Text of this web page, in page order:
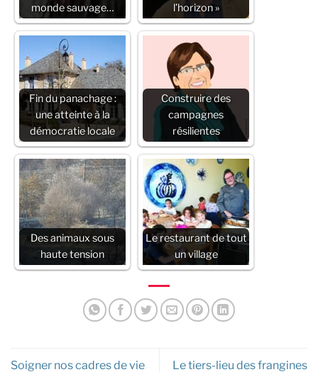
monde sauvage…
l’horizon »
Fin du panachage :
une atteinte à la
démocratie locale
Construire des
campagnes
résilientes
Des animaux sous
haute tension
Le restaurant de tout
un village
Soigner nos cadres de vie Le tiers-lieu des frangines